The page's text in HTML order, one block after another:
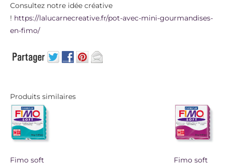
Consultez notre idée créative
! https://lalucarnecreative.fr/pot-avec-mini-gourmandises-
en-fimo/
Produits similaires
Fimo soft
Fimo soft